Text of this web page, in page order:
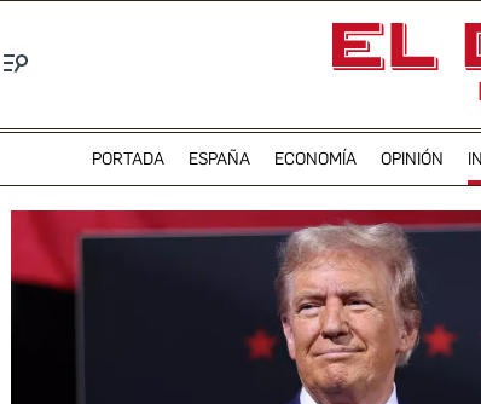
PORTADA ESPAÑA ECONOMÍA OPINIÓN